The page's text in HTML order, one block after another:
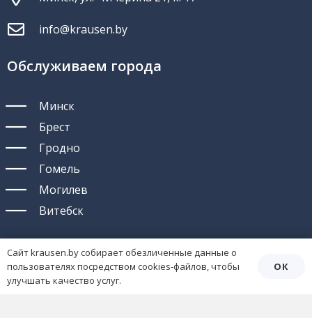
info@krausen.by
Обслуживаем города
Минск
Брест
Гродно
Гомель
Могилев
Витебск
Сайт krausen.by собирает обезличенные данные о
пользователях посредством cookies-файлов, чтобы
улучшать качество услуг.
ОК